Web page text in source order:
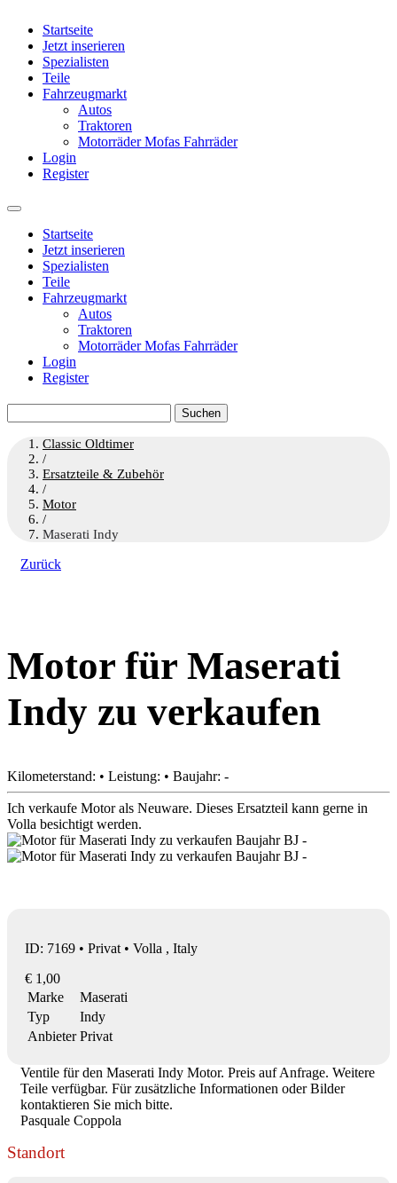
Startseite
Jetzt inserieren
Spezialisten
Teile
Fahrzeugmarkt
Autos
Traktoren
Motorräder Mofas Fahrräder
Login
Register
Startseite
Jetzt inserieren
Spezialisten
Teile
Fahrzeugmarkt
Autos
Traktoren
Motorräder Mofas Fahrräder
Login
Register
nach:
Classic Oldtimer
/
Ersatzteile & Zubehör
/
Motor
/
Maserati Indy
Zurück
Motor für Maserati
Indy zu verkaufen
Kilometerstand: • Leistung: • Baujahr: -
Ich verkaufe Motor als Neuware. Dieses Ersatzteil kann gerne in
Volla besichtigt werden.
ID: 7169 • Privat • Volla , Italy
€ 1,00
Marke
Maserati
Typ
Indy
Anbieter Privat
Ventile für den Maserati Indy Motor. Preis auf Anfrage. Weitere
Teile verfügbar. Für zusätzliche Informationen oder Bilder
kontaktieren Sie mich bitte.
Pasquale Coppola
Standort